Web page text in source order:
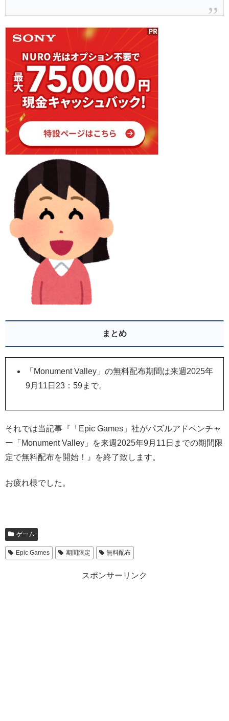
まとめ
「Monument Valley」の無料配布期間は来週2025年
9月11日23：59まで。
それでは当記事『「Epic Games」社がパズルアドベンチャ
ー「Monument Valley」
を来週2025年9月11日までの期間限
定で無料配布を開始！』を終了致します。
お疲れ様でした。
ゲーム
Epic Games 期間限定 無料配布
スポンサーリンク